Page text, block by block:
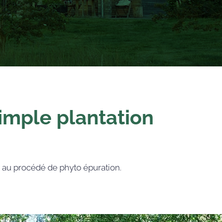
plantation
au procédé de phyto épuration.